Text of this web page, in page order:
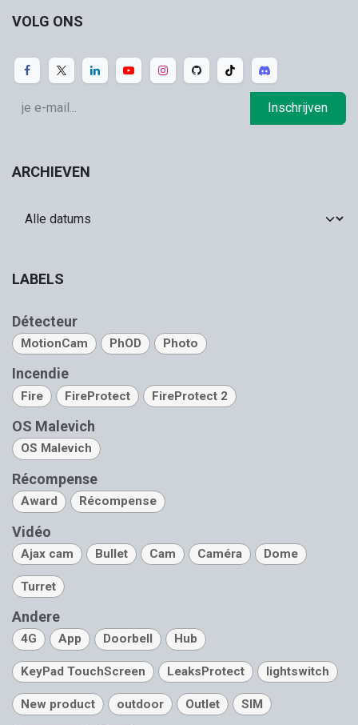
VOLG ONS
Inschrijven
ARCHIEVEN
LABELS
Détecteur
MotionCam PhOD Photo
Incendie
Fire FireProtect FireProtect 2
OS Malevich
OS Malevich
Récompense
Award Récompense
Vidéo
Ajax cam Bullet Cam Caméra Dome
Turret
Andere
4G App Doorbell Hub
KeyPad TouchScreen LeaksProtect lightswitch
New product outdoor Outlet SIM